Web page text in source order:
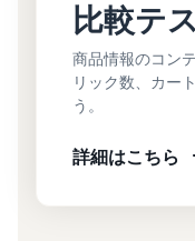
比較テ
商品情報のコン
リック数、カー
う。
詳細はこちら